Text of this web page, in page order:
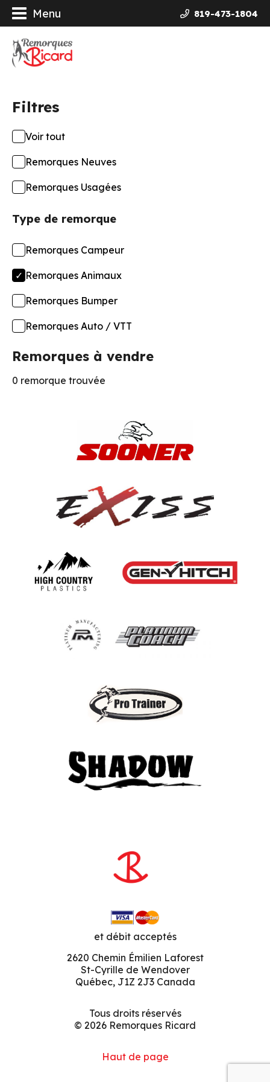
Menu 819-473-1804
nous
Filtres
Voir tout
Remorques Neuves
Remorques Usagées
Type de remorque
Remorques Campeur
Remorques Animaux
Remorques Bumper
Remorques Auto / VTT
Remorques à vendre
0 remorque trouvée
et débit acceptés
2620 Chemin Émilien Laforest
St-Cyrille de Wendover
Québec, J1Z 2J3 Canada
Tous droits réservés
© 2026 Remorques Ricard
Haut de page